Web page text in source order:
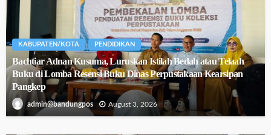
KABUPATEN/KOTA PENDIDIKAN
Bachtiar Adnan Kusuma, Luruskan Istilah Bedah atau Telaah
Buku di Lomba Resensi Buku Dinas Perpustakaan Kearsipan
Pangkep
admin@bandungpos August 3, 2026